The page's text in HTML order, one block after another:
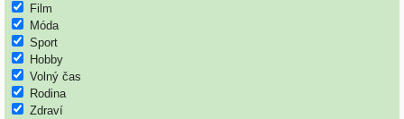
Film
Móda
Sport
Hobby
Volný čas
Rodina
Zdraví